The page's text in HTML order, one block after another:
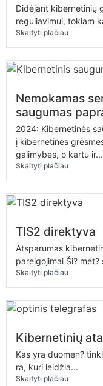
Didėjant kibernetinių
reguliavimui, tokiam
Skaityti plačiau
Nemokamas
saugumas
2024: Kibernetinės
į kibernetines
galimybes, o kartu ir...
Skaityti plačiau
TIS2 direktyva
Atsparumas
pareigojimai Ši? met?
Skaityti plačiau
Kibernetinių
Kas yra duomen?
ra, kuri leidžia...
Skaityti plačiau